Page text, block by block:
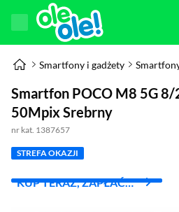
Smartfony i gadżety
Smartfon POCO M8 5G
50Mpix Srebrny
nr kat. 1387657
STREFA OKAZJI
KUP TERAZ, ZAPŁAĆ